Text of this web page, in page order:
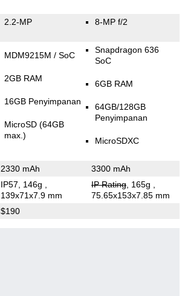
2.2-MP 8-MP f/2
MDM9215M / SoC
2GB RAM
16GB Penyimpanan
MicroSD (64GB
max.)
Snapdragon 636
SoC
6GB RAM
64GB/128GB
Penyimpanan
MicroSDXC
2330 mAh 3300 mAh
IP57, 146g
139x71x7.9 mm
IP Rating, 165g
75.65x153x7.85 mm
$190